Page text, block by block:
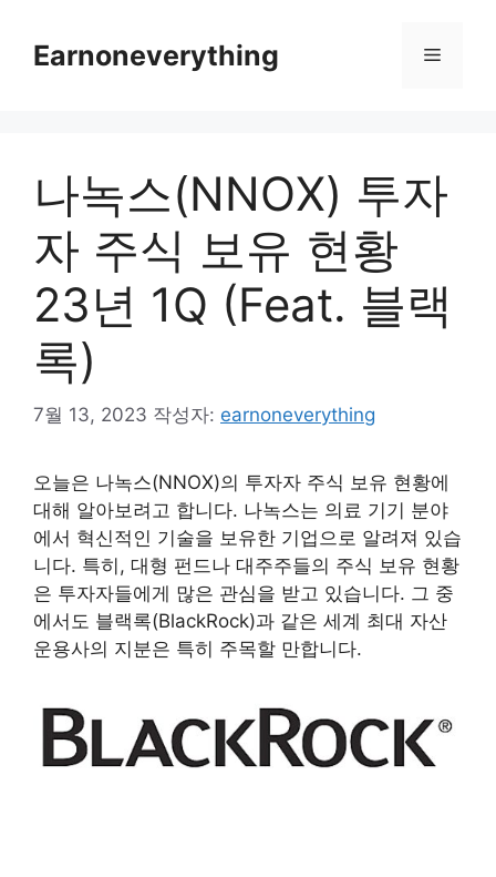
Earnoneverything 메
나녹스(NNOX) 투자
자 주식 보유 현황
23년 1Q (Feat. 블랙
록)
7월 13, 2023 작성자: earnoneverything
오늘은 나녹스(NNOX)의 투자자 주식 보유 현황에
대해 알아보려고 합니다. 나녹스는 의료 기기 분야
에서 혁신적인 기술을 보유한 기업으로 알려져 있습
니다. 특히, 대형 펀드나 대주주들의 주식 보유 현황
은 투자자들에게 많은 관심을 받고 있습니다. 그 중
에서도 블랙록(BlackRock)과 같은 세계 최대 자산
운용사의 지분은 특히 주목할 만합니다.